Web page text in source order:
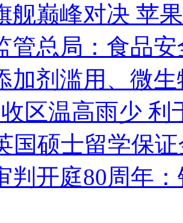
舰巅峰对决 苹
管总局：食品
加剂滥用、微
区温高雨少 利
国硕士留学保
判开庭80周年